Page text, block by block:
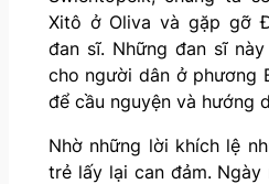
Xitô ở Oliva và gặp gỡ
đan sĩ. Những đan sĩ
cho người dân ở phương
để cầu nguyện và hướng
Nhờ những lời khích lệ
trẻ lấy lại can đảm.